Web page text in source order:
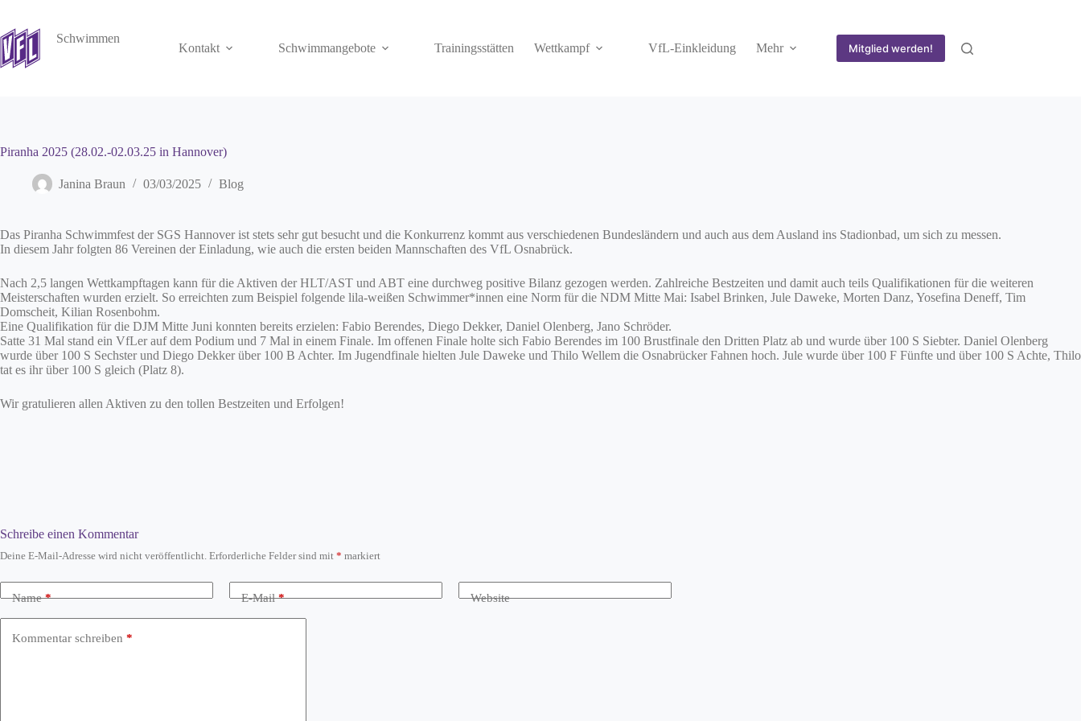
springen
Schwimmen
Kontakt Schwimmangebote Trainingsstätten Wettkampf VfL-Einkleidung Mehr Mitglied werden!
Piranha 2025 (28.02.-02.03.25 in Hannover)
Janina Braun 03/03/2025 Blog
Das Piranha Schwimmfest der SGS Hannover ist stets sehr gut besucht und die Konkurrenz kommt aus verschiedenen Bundesländern und auch aus dem Ausland ins Stadionbad, um sich zu messen.
In diesem Jahr folgten 86 Vereinen der Einladung, wie auch die ersten beiden Mannschaften des VfL Osnabrück.
Nach 2,5 langen Wettkampftagen kann für die Aktiven der HLT/AST und ABT eine durchweg positive Bilanz gezogen werden. Zahlreiche Bestzeiten und damit auch teils Qualifikationen für die weiteren
Meisterschaften wurden erzielt. So erreichten zum Beispiel folgende lila-weißen Schwimmer*innen eine Norm für die NDM Mitte Mai: Isabel Brinken, Jule Daweke, Morten Danz, Yosefina Deneff, Tim
Domscheit, Kilian Rosenbohm.
Eine Qualifikation für die DJM Mitte Juni konnten bereits erzielen: Fabio Berendes, Diego Dekker, Daniel Olenberg, Jano Schröder.
Satte 31 Mal stand ein VfLer auf dem Podium und 7 Mal in einem Finale. Im offenen Finale holte sich Fabio Berendes im 100 Brustfinale den Dritten Platz ab und wurde über 100 S Siebter. Daniel Olenberg
wurde über 100 S Sechster und Diego Dekker über 100 B Achter. Im Jugendfinale hielten Jule Daweke und Thilo Wellem die Osnabrücker Fahnen hoch. Jule wurde über 100 F Fünfte und über 100 S Achte, Thilo
tat es ihr über 100 S gleich (Platz 8).
Wir gratulieren allen Aktiven zu den tollen Bestzeiten und Erfolgen!
Schreibe einen Kommentar
Deine E-Mail-Adresse wird nicht veröffentlicht. Erforderliche Felder sind mit * markiert
Name* E-Mail* Website
Kommentar schreiben *